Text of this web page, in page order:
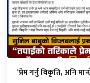
‘प्रेम गर्नु विकृति, अनि